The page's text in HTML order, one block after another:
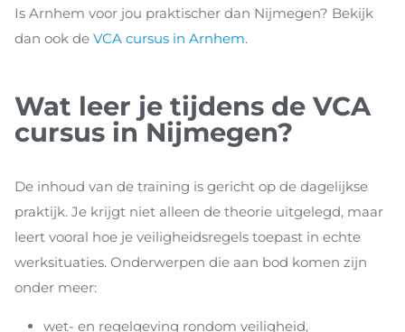
Is Arnhem voor jou praktischer dan Nijmegen? Bekijk
dan ook de VCA cursus in Arnhem.
Wat leer je tijdens de VCA
cursus in Nijmegen?
De inhoud van de training is gericht op de dagelijkse
praktijk. Je krijgt niet alleen de theorie uitgelegd, maar
leert vooral hoe je veiligheidsregels toepast in echte
werksituaties. Onderwerpen die aan bod komen zijn
onder meer:
wet- en regelgeving rondom veiligheid,